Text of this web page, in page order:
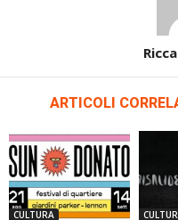
ARTICOLI
CULTURA